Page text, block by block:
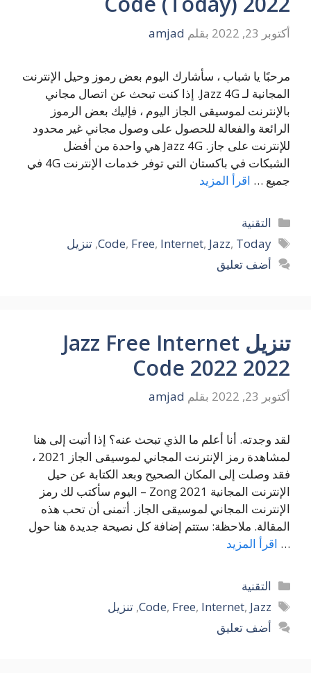
أكتوبر 23, 2022 بقلم amjad
مرحبًا يا شباب ، سأشارك اليوم بعض رموز وحيل الإنترنت
المجانية لـ Jazz 4G. إذا كنت تبحث عن اتصال مجاني
بالإنترنت لموسيقى الجاز اليوم ، فإليك بعض الرموز
الرائعة والفعالة للحصول على وصول مجاني غير محدود
للإنترنت على جاز. Jazz 4G هي واحدة من أفضل
الشبكات في باكستان التي توفر خدمات الإنترنت 4G في
جميع … اقرأ المزيد
التصنيفات
التقنية
الوسوم
Code, Free, Internet, Jazz, Today
,تنزيل
أضف تعليق
تنزيل Jazz Free Internet
Code 2022 2022
أكتوبر 23, 2022 بقلم amjad
لقد وجدته. أنا أعلم ما الذي تبحث عنه؟ إذا أتيت إلى هنا
لمشاهدة رمز الإنترنت المجاني لموسيقى الجاز 2021 ،
فقد وصلت إلى المكان الصحيح وبعد الكتابة عن حيل
الإنترنت المجانية Zong 2021 – اليوم سأكتب لك رمز
الإنترنت المجاني لموسيقى الجاز. أتمنى أن تحب هذه
المقالة. ملاحظة: ستتم إضافة كل نصيحة جديدة هنا حول
… اقرأ المزيد
التصنيفات
التقنية
الوسوم
Code, Free, Internet, Jazz
,تنزيل
أضف تعليق